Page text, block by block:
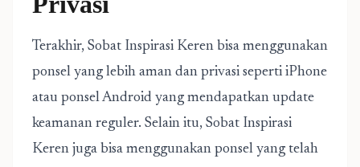
Terakhir, Sobat Inspirasi Keren bisa menggunakan
ponsel yang lebih aman dan privasi seperti iPhone
atau ponsel Android yang mendapatkan update
keamanan reguler. Selain itu, Sobat Inspirasi
Keren juga bisa menggunakan ponsel yang telah